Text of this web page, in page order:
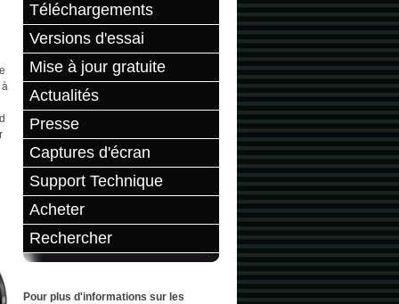
Téléchargements
Versions d'essai
Mise à jour gratuite
Actualités
Presse
Captures d'écran
Support Technique
Acheter
Rechercher
Pour plus d'informations sur les
à